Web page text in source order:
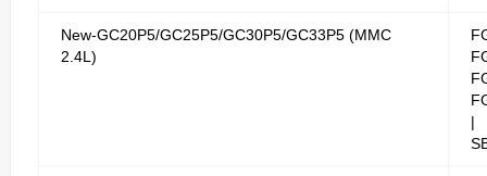
New-GC20P5/GC25P5/GC30P5/GC33P5 (MMC
2.4L)
|